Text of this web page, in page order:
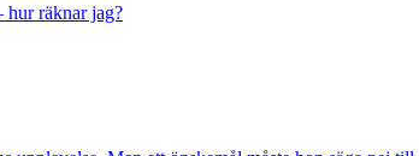
räknar jag?